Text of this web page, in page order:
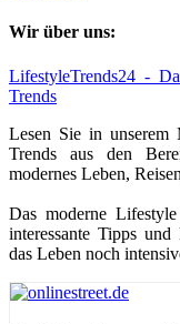
Wir über uns:
LifestyleTrends24 -
Trends
Lesen Sie in unserem
Trends aus den
modernes Leben,
Das moderne
interessante Tipps
das Leben noch